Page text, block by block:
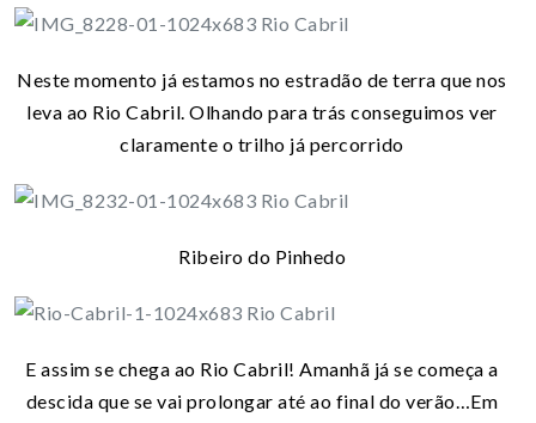
Neste momento já estamos no estradão de terra que nos
leva ao Rio Cabril. Olhando para trás conseguimos ver
claramente o trilho já percorrido
Ribeiro do Pinhedo
E assim se chega ao Rio Cabril! Amanhã já se começa a
descida que se vai prolongar até ao final do verão…Em